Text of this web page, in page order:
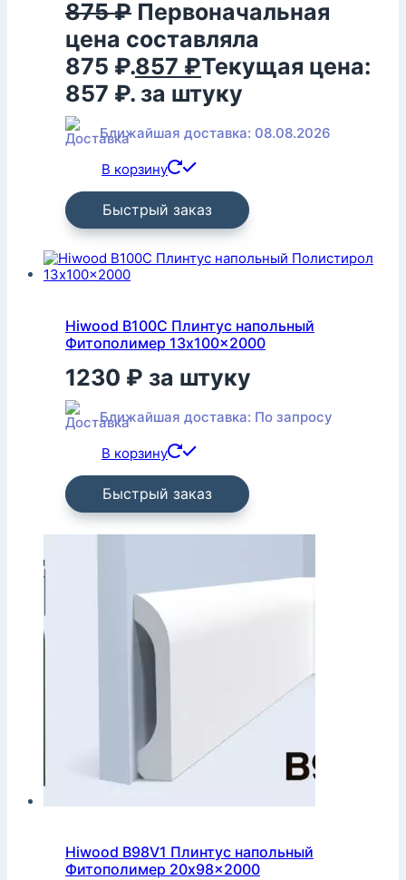
875₽ Первоначальная
цена составляла
875 ₽.857 ₽Текущая цена:
857 ₽. за штуку
Ближайшая доставка: 08.08.2026
В корзину
Быстрый заказ
Hiwood B100C Плинтус напольный
Фитополимер 13x100x2000
1230 ₽ за штуку
Ближайшая доставка: По запросу
В корзину
Быстрый заказ
Hiwood B98V1 Плинтус напольный
Фитополимер 20x98x2000